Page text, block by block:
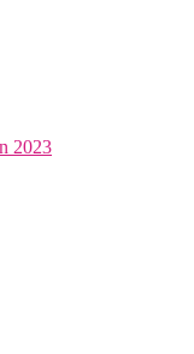
2023